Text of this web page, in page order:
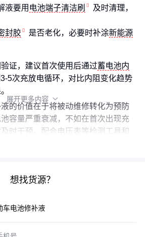
液要用 电池端子清洁刷
及时清理，
封胶 是否老化，必要时补涂新能源
证，建议首次使用后通过蓄电池内
5次充放电循环，对比内阻变化趋势
的价值在于将被动维修转化为预防
容量严重衰减，不如在首次出现充
时干预。配合电压表等检测工具和
展开更多内容 
想找货源？